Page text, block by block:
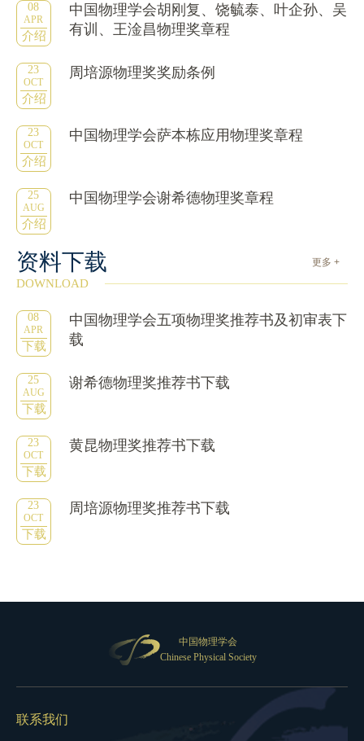
08
APR
介绍
中国物理学会胡刚复、饶毓泰、叶企孙、吴
有训、王淦昌物理奖章程
23
OCT
介绍
周培源物理奖奖励条例
23
OCT
介绍
中国物理学会萨本栋应用物理奖章程
25
AUG
介绍
中国物理学会谢希德物理奖章程
资料下载 更多 +
DOWNLOAD
08
APR
下载
中国物理学会五项物理奖推荐书及初审表下
载
25
AUG
下载
谢希德物理奖推荐书下载
23
OCT
下载
黄昆物理奖推荐书下载
23
OCT
下载
周培源物理奖推荐书下载
中国物理学会
Chinese Physical Society
联系我们